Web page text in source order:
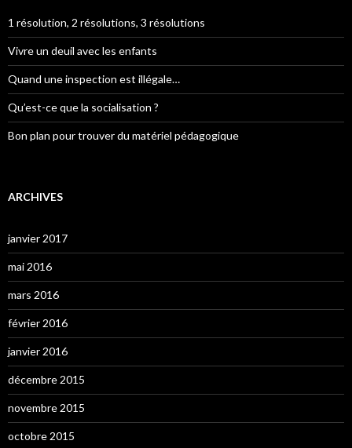
1 résolution, 2 résolutions, 3 résolutions
Vivre un deuil avec les enfants
Quand une inspection est illégale…
Qu’est-ce que la socialisation ?
Bon plan pour trouver du matériel pédagogique
ARCHIVES
janvier 2017
mai 2016
mars 2016
février 2016
janvier 2016
décembre 2015
novembre 2015
octobre 2015